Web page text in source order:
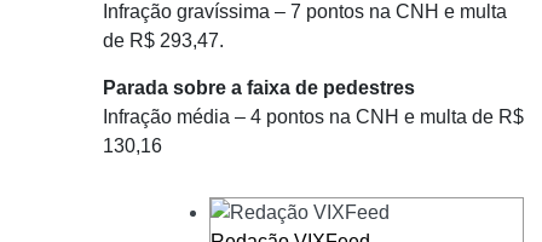
Infração gravíssima – 7 pontos na CNH e multa
de R$ 293,47.
Parada sobre a faixa de pedestres
Infração média – 4 pontos na CNH e multa de R$
130,16